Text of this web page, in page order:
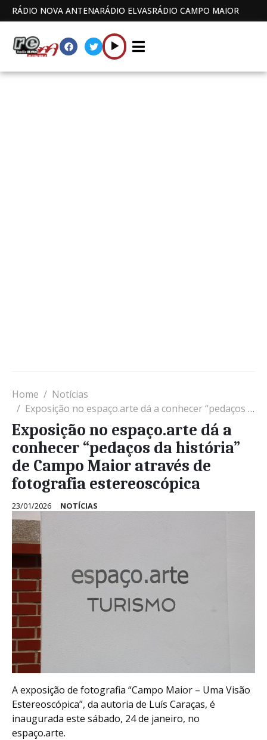
RÁDIO NOVA ANTENARÁDIO ELVASRÁDIO CAMPO MAIOR
Home
Notícias
Exposição no espaço.arte dá a conhecer “pedaços da história” de Campo Maior através de fotografia estereoscópica
Exposição no espaço.arte dá a
conhecer “pedaços da história”
de Campo Maior através de
fotografia estereoscópica
23/01/2026 NOTÍCIAS
A exposição de fotografia “Campo Maior – Uma Visão
Estereoscópica”, da autoria de Luís Caraças, é
inaugurada este sábado, 24 de janeiro, no
espaço.arte.